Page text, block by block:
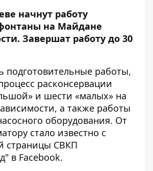
начнут работу
на Майдане
Завершат работу до 30
подготовительные работы,
расконсервации
и шести «малых» на
а также работы
оборудования. От
стало известно с
страницы СВКП
в Facebook.